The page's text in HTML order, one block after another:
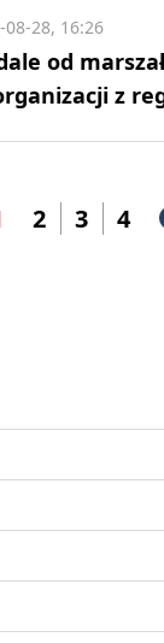
od
z
08-28, 16:26
2 3 4